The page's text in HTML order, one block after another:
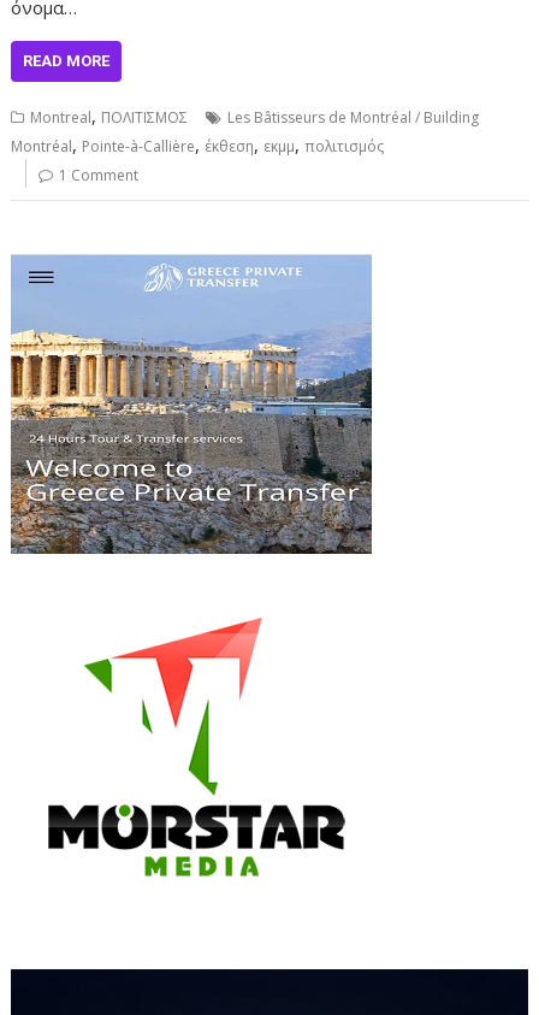
όνομα…
READ MORE
Montreal, ΠΟΛΙΤΙΣΜΟΣ
Les Bâtisseurs de Montréal / Building
Montréal, Pointe-à-Callière, έκθεση, εκμμ,πολιτισμός
1 Comment